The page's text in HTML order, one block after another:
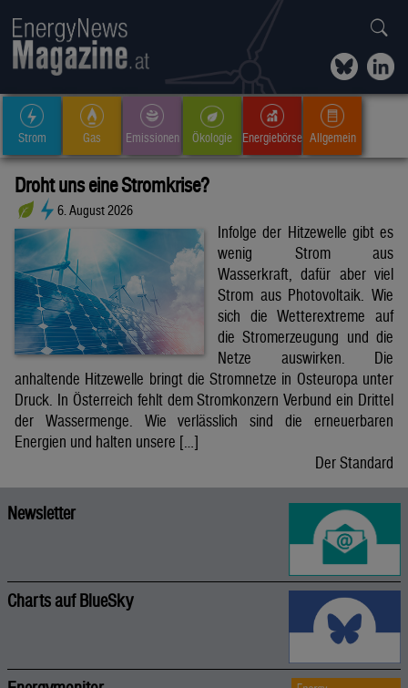
Strom Gas Emissionen Ökologie Energiebörse Allgemein
Droht uns eine Stromkrise?
6. August 2026
Infolge der Hitzewelle gibt es
wenig Strom aus
Wasserkraft, dafür aber viel
Strom aus Photovoltaik. Wie
sich die Wetterextreme auf
die Stromerzeugung und die
Netze auswirken. Die
anhaltende Hitzewelle bringt die Stromnetze in Osteuropa unter
Druck. In Österreich fehlt dem Stromkonzern Verbund ein Drittel
der Wassermenge. Wie verlässlich sind die erneuerbaren
Energien und halten unsere […]
Der Standard
Newsletter
Charts auf BlueSky